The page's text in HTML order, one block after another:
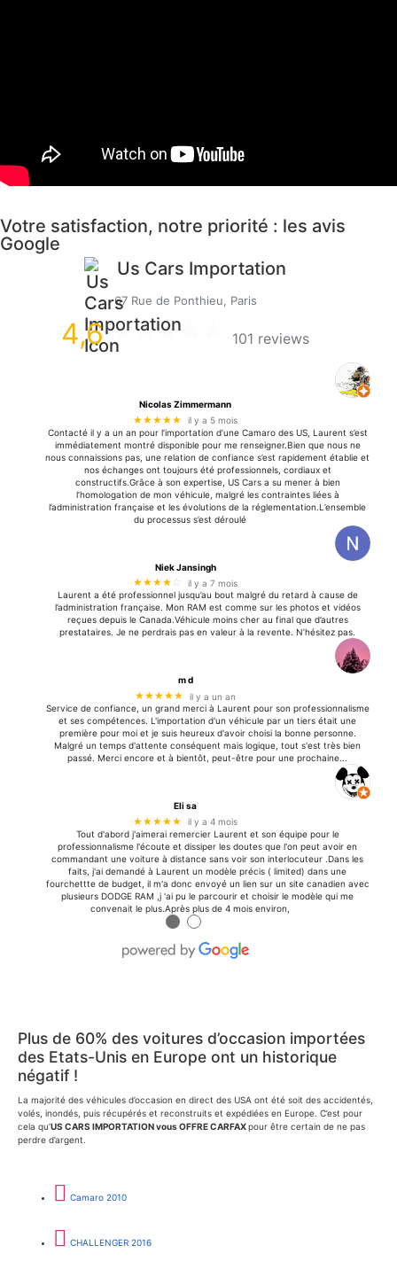
Votre satisfaction, notre priorité : les avis
Google
Us Cars Importation
67 Rue de Ponthieu, Paris
4,6 101 reviews
Nicolas Zimmermann
★★★★★
il y a 5 mois
Contacté il y a un an pour l’importation d’une Camaro des US, Laurent s’est
immédiatement montré disponible pour me renseigner.Bien que nous ne
nous connaissions pas, une relation de confiance s’est rapidement établie et
nos échanges ont toujours été professionnels, cordiaux et
constructifs.Grâce à son expertise, US Cars a su mener à bien
l’homologation de mon véhicule, malgré les contraintes liées à
l’administration française et les évolutions de la réglementation.L’ensemble
du processus s’est déroulé
Niek Jansingh
★★★★ ☆
il y a 7 mois
Laurent a été professionnel jusqu’au bout malgré du retard à cause de
l’administration française. Mon RAM est comme sur les photos et vidéos
reçues depuis le Canada.Véhicule moins cher au final que d’autres
prestataires. Je ne perdrais pas en valeur à la revente. N’hésitez pas.
m d
★★★★★
il y a un an
Service de confiance, un grand merci à Laurent pour son professionnalisme
et ses compétences. L'importation d'un véhicule par un tiers était une
première pour moi et je suis heureux d'avoir choisi la bonne personne.
Malgré un temps d'attente conséquent mais logique, tout s'est très bien
passé. Merci encore et à bientôt, peut-être pour une prochaine...
Eli sa
★★★★★
il y a 4 mois
Tout d'abord j'aimerai remercier Laurent et son équipe pour le
professionnalisme l'écoute et dissiper les doutes que l'on peut avoir en
commandant une voiture à distance sans voir son interlocuteur .Dans les
faits, j'ai demandé à Laurent un modèle précis ( limited) dans une
fourchettte de budget, il m'a donc envoyé un lien sur un site canadien avec
plusieurs DODGE RAM ,j 'ai pu le parcourir et choisir le modèle qui me
convenait le plus.Après plus de 4 mois environ,
● ●
Plus de 60% des voitures d’occasion importées
des Etats-Unis en Europe ont un historique
négatif !
La majorité des véhicules d’occasion en direct des USA ont été soit des accidentés,
volés, inondés, puis récupérés et reconstruits et expédiées en Europe. C’est pour
cela qu’US CARS IMPORTATION vous OFFRE CARFAXpour être certain de ne pas
perdre d’argent.
Camaro 2010
CHALLENGER 2016